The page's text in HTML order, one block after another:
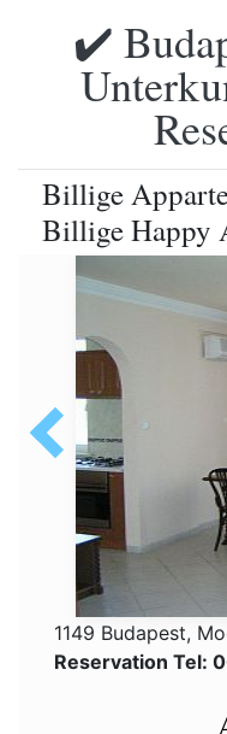
✔️
Billige
Billige Happy
1149 Budapest,
Reservation Tel: